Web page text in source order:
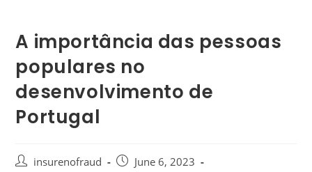
A importância das pessoas
populares no
desenvolvimento de
Portugal
insurenofraud
June 6, 2023